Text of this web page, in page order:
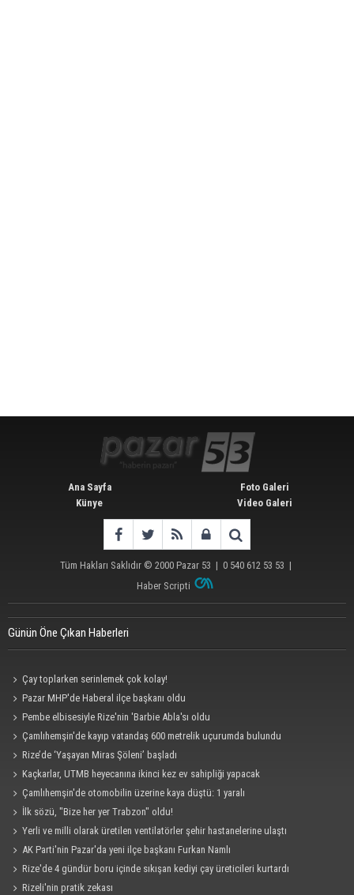
Ana Sayfa
Künye
Foto Galeri
Video Galeri
Tüm Hakları Saklıdır © 2000 Pazar 53 | 0 540 612 53 53 |
Haber Scripti
Günün Öne Çıkan Haberleri
Çay toplarken serinlemek çok kolay!
Pazar MHP'de Haberal ilçe başkanı oldu
Pembe elbisesiyle Rize'nin 'Barbie Abla'sı oldu
Çamlıhemşin'de kayıp vatandaş 600 metrelik uçurumda bulundu
Rize’de ‘Yaşayan Miras Şöleni’ başladı
Kaçkarlar, UTMB heyecanına ikinci kez ev sahipliği yapacak
Çamlıhemşin'de otomobilin üzerine kaya düştü: 1 yaralı
İlk sözü, "Bize her yer Trabzon" oldu!
Yerli ve milli olarak üretilen ventilatörler şehir hastanelerine ulaştı
AK Parti'nin Pazar'da yeni ilçe başkanı Furkan Namlı
Rize'de 4 gündür boru içinde sıkışan kediyi çay üreticileri kurtardı
Rizeli'nin pratik zekası